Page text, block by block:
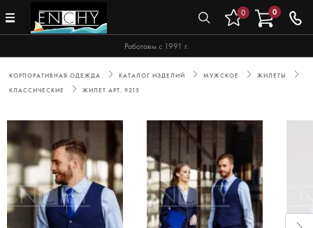
Работаем с 1991 г.
0 0
КОРПОРАТИВНАЯ ОДЕЖДА КАТАЛОГ ИЗДЕЛИЙ МУЖСКОЕ
ЖИЛЕТЫ
КЛАССИЧЕСКИЕ
ЖИЛЕТ АРТ. 9215